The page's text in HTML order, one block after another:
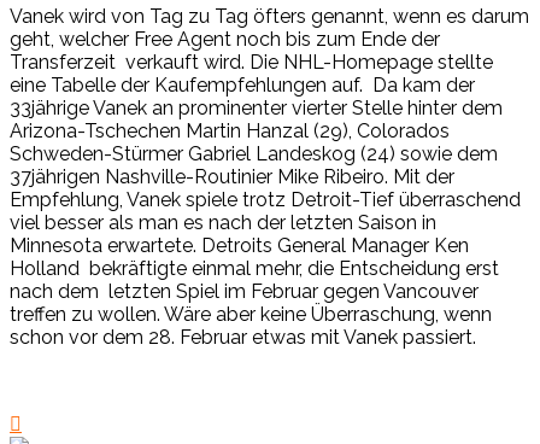
Vanek wird von Tag zu Tag öfters genannt, wenn es darum
geht, welcher Free Agent noch bis zum Ende der
Transferzeit verkauft wird. Die NHL-Homepage stellte
eine Tabelle der Kaufempfehlungen auf. Da kam der
33jährige Vanek an prominenter vierter Stelle hinter dem
Arizona-Tschechen Martin Hanzal (29), Colorados
Schweden-Stürmer Gabriel Landeskog (24) sowie dem
37jährigen Nashville-Routinier Mike Ribeiro. Mit der
Empfehlung, Vanek spiele trotz Detroit-Tief überraschend
viel besser als man es nach der letzten Saison in
Minnesota erwartete. Detroits General Manager Ken
Holland bekräftigte einmal mehr, die Entscheidung erst
nach dem letzten Spiel im Februar gegen Vancouver
treffen zu wollen. Wäre aber keine Überraschung, wenn
schon vor dem 28. Februar etwas mit Vanek passiert.